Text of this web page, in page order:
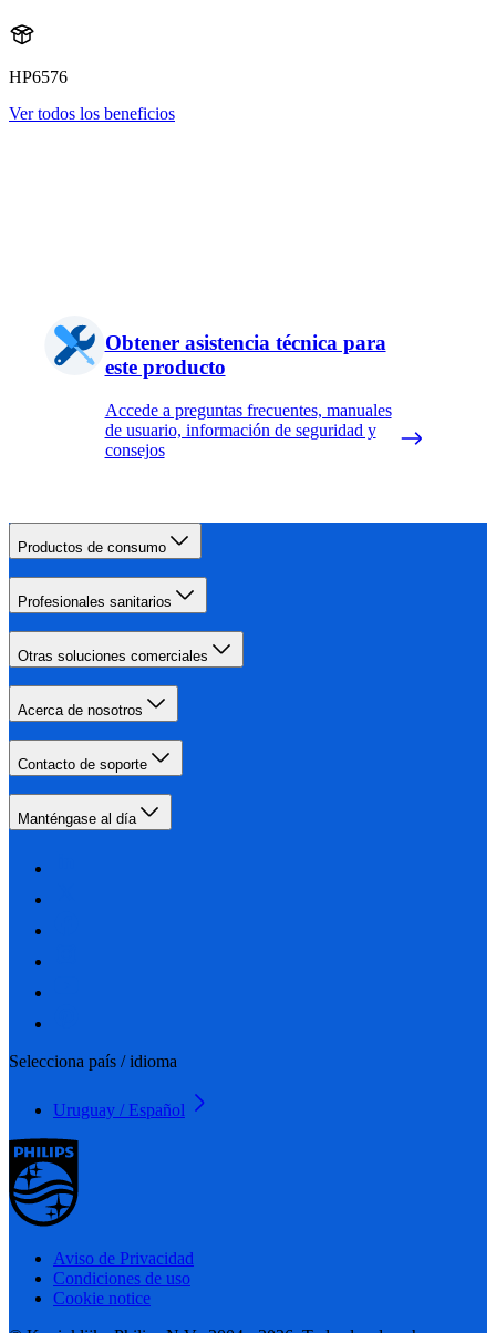
HP6576
Ver todos los beneficios
Obtener asistencia técnica para
este producto
Accede a preguntas frecuentes, manuales
de usuario, información de seguridad y
consejos
Productos de consumo
Profesionales sanitarios
Otras soluciones comerciales
Acerca de nosotros
Contacto de soporte
Manténgase al día
Selecciona país / idioma
Uruguay / Español
Aviso de Privacidad
Condiciones de uso
Cookie notice